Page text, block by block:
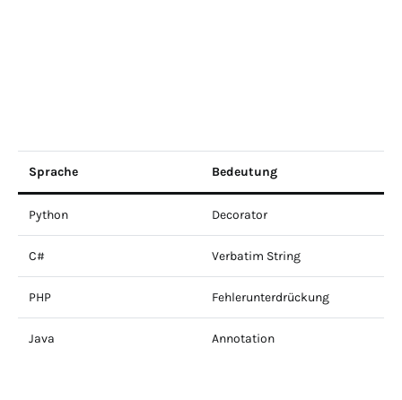
Sprache Bedeutung
Python Decorator
C# Verbatim String
PHP Fehlerunterdrückung
Java Annotation